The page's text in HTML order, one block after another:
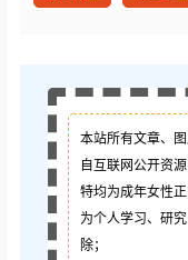
本站所有文章、
自互联网公开资源
特均为成年女性
为个人学习、研
除；